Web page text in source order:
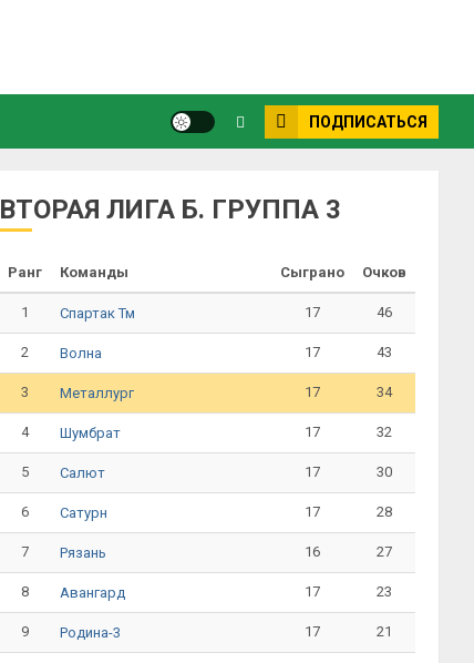
ПОДПИСАТЬСЯ
ВТОРАЯ ЛИГА Б. ГРУППА 3
Ранг Команды Сыграно Очков
1 Спартак Тм 17 46
2 Волна 17 43
3 Металлург 17 34
4 Шумбрат 17 32
5 Салют 17 30
6 Сатурн 17 28
7 Рязань 16 27
8 Авангард 17 23
9 Родина-3 17 21